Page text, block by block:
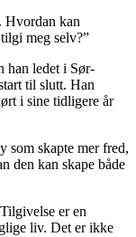
Hvordan kan
meg selv?”
han ledet i Sør-
til slutt. Han
i sine tidligere år
som skapte mer fred,
den kan skape både
er en
liv. Det er ikke